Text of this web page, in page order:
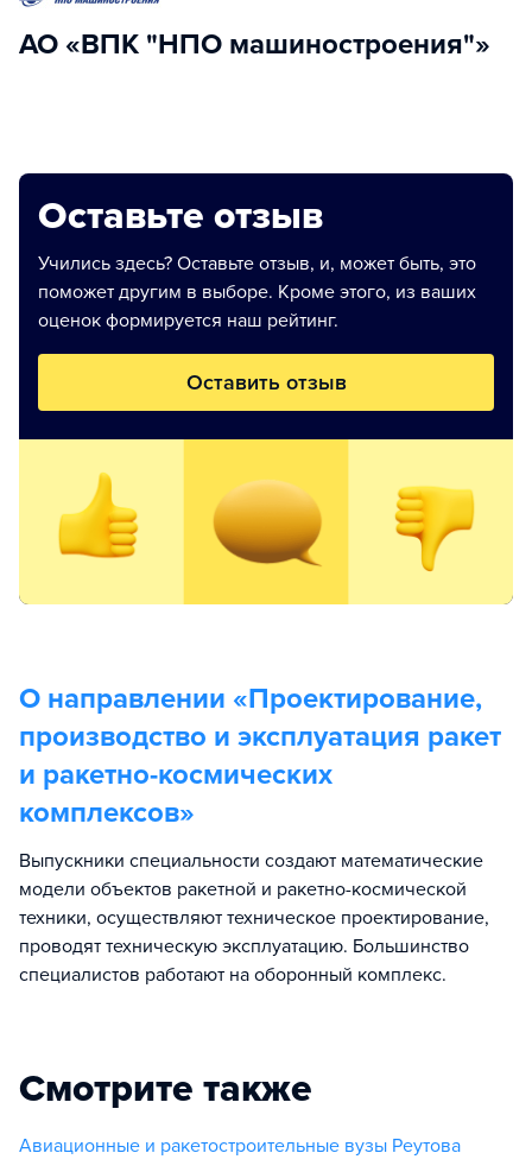
АО «ВПК "НПО машиностроения"»
Оставьте отзыв
Учились здесь? Оставьте отзыв, и, может быть, это
поможет другим в выборе. Кроме этого, из ваших
оценок формируется наш рейтинг.
Оставить отзыв
О направлении «Проектирование,
производство и эксплуатация ракет
и ракетно-космических
комплексов»
Выпускники специальности создают математические
модели объектов ракетной и ракетно-космической
техники, осуществляют техническое проектирование,
проводят техническую эксплуатацию. Большинство
специалистов работают на оборонный комплекс.
Смотрите также
Авиационные и ракетостроительные вузы Реутова